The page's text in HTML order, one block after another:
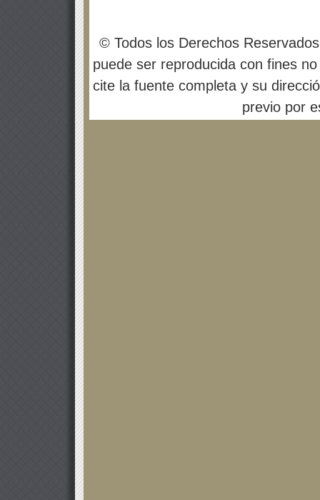
© Todos los Derechos
puede ser reproducida con fines
cite la fuente completa y su
previo por